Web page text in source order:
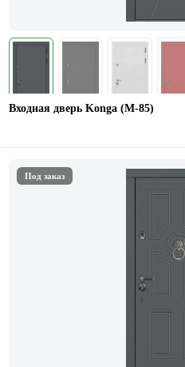
Входная дверь Konga (М-85)
Под заказ